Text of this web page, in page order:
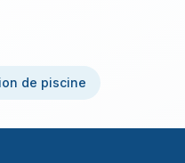
de piscine